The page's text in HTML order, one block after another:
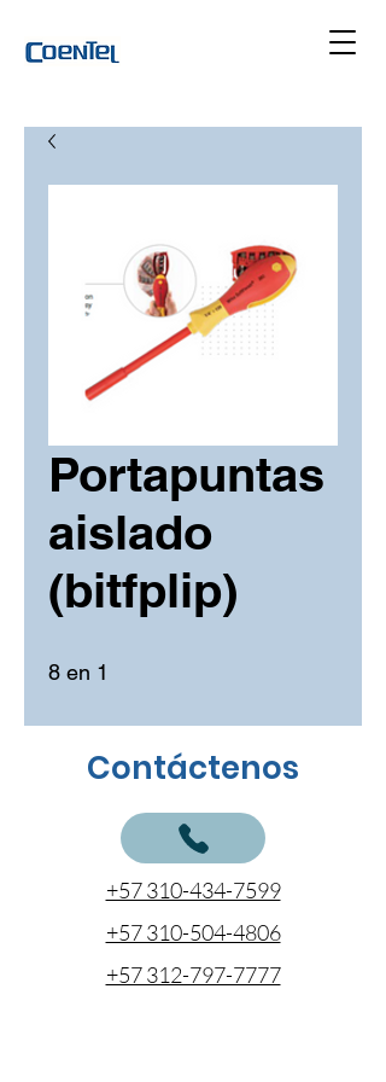
Portapuntas
aislado
(bitfplip)
8 en 1
Contáctenos
+57 310-434-7599
+57 310-504-4806
+57 312-797-7777